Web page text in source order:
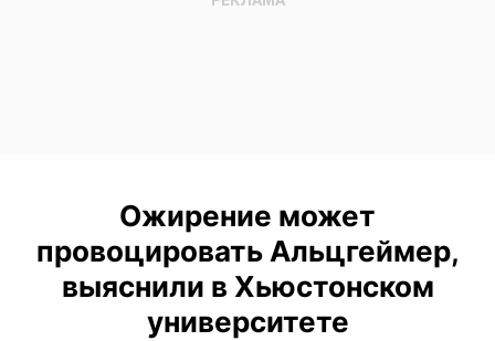
Ожирение может
провоцировать Альцгеймер,
выяснили в Хьюстонском
университете